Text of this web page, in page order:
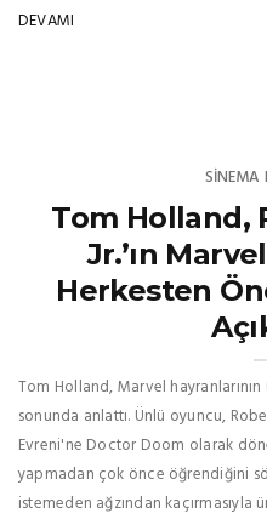
DEVAMI
SINEMA
Tom Holland,
Jr.’ın
Herkesten
Tom Holland, Marvel hayranlarının
sonunda anlattı. Ünlü oyuncu,
Evreni'ne Doctor Doom olarak
yapmadan çok önce öğrendiğini
istemeden ağzından kaçırmasıyla